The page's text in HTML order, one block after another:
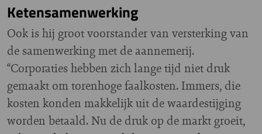
Ketensamenwerking
Ook is hij groot voorstander van versterking van
de samenwerking met de aannemerij.
“Corporaties hebben zich lange tijd niet druk
gemaakt om torenhoge faalkosten. Immers, die
kosten konden makkelijk uit de waardestijging
worden betaald. Nu de druk op de markt groeit,